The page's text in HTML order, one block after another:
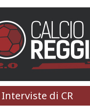
Interviste di CR